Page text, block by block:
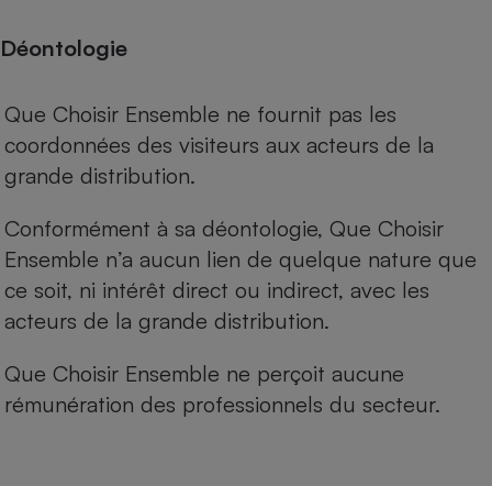
Déontologie
Que Choisir Ensemble ne fournit pas les
coordonnées des visiteurs aux acteurs de la
grande distribution.
Conformément à sa déontologie, Que Choisir
Ensemble n’a aucun lien de quelque nature que
ce soit, ni intérêt direct ou indirect, avec les
acteurs de la grande distribution.
Que Choisir Ensemble ne perçoit aucune
rémunération des professionnels du secteur.